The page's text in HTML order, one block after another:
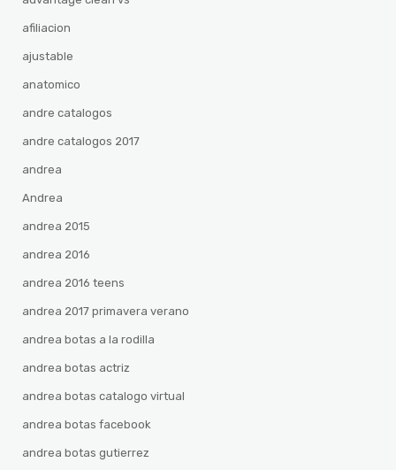
afiliacion
ajustable
anatomico
andre catalogos
andre catalogos 2017
andrea
Andrea
andrea 2015
andrea 2016
andrea 2016 teens
andrea 2017 primavera verano
andrea botas a la rodilla
andrea botas actriz
andrea botas catalogo virtual
andrea botas facebook
andrea botas gutierrez